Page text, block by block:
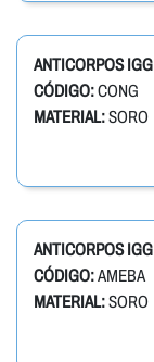
ANTICORPOS
CÓDIGO:CONG
MATERIAL:SORO
ANTICORPOS
CÓDIGO:AMEBA
MATERIAL:SORO